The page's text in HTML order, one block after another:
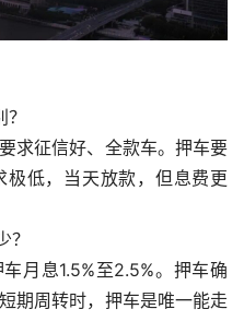
求征信好、全款车。押车要
低，当天放款，但息费更
？
月息1.5%至2.5%。押车确
期周转时，押车是唯一能走